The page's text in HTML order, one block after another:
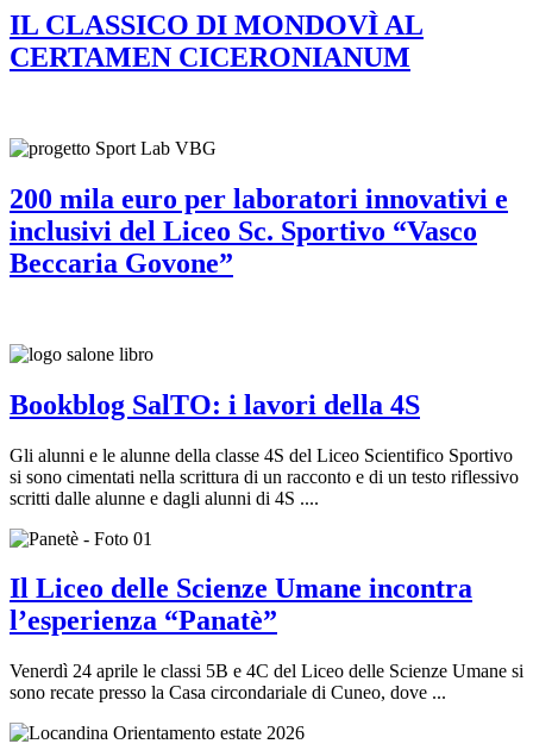
IL CLASSICO DI MONDOVÌ AL
CERTAMEN CICERONIANUM
200 mila euro per laboratori innovativi e
inclusivi del Liceo Sc. Sportivo “Vasco
Beccaria Govone”
Bookblog SalTO: i lavori della 4S
Gli alunni e le alunne della classe 4S del Liceo Scientifico Sportivo
si sono cimentati nella scrittura di un racconto e di un testo riflessivo
scritti dalle alunne e dagli alunni di 4S ....
Il Liceo delle Scienze Umane incontra
l’esperienza “Panatè”
Venerdì 24 aprile le classi 5B e 4C del Liceo delle Scienze Umane si
sono recate presso la Casa circondariale di Cuneo, dove ...